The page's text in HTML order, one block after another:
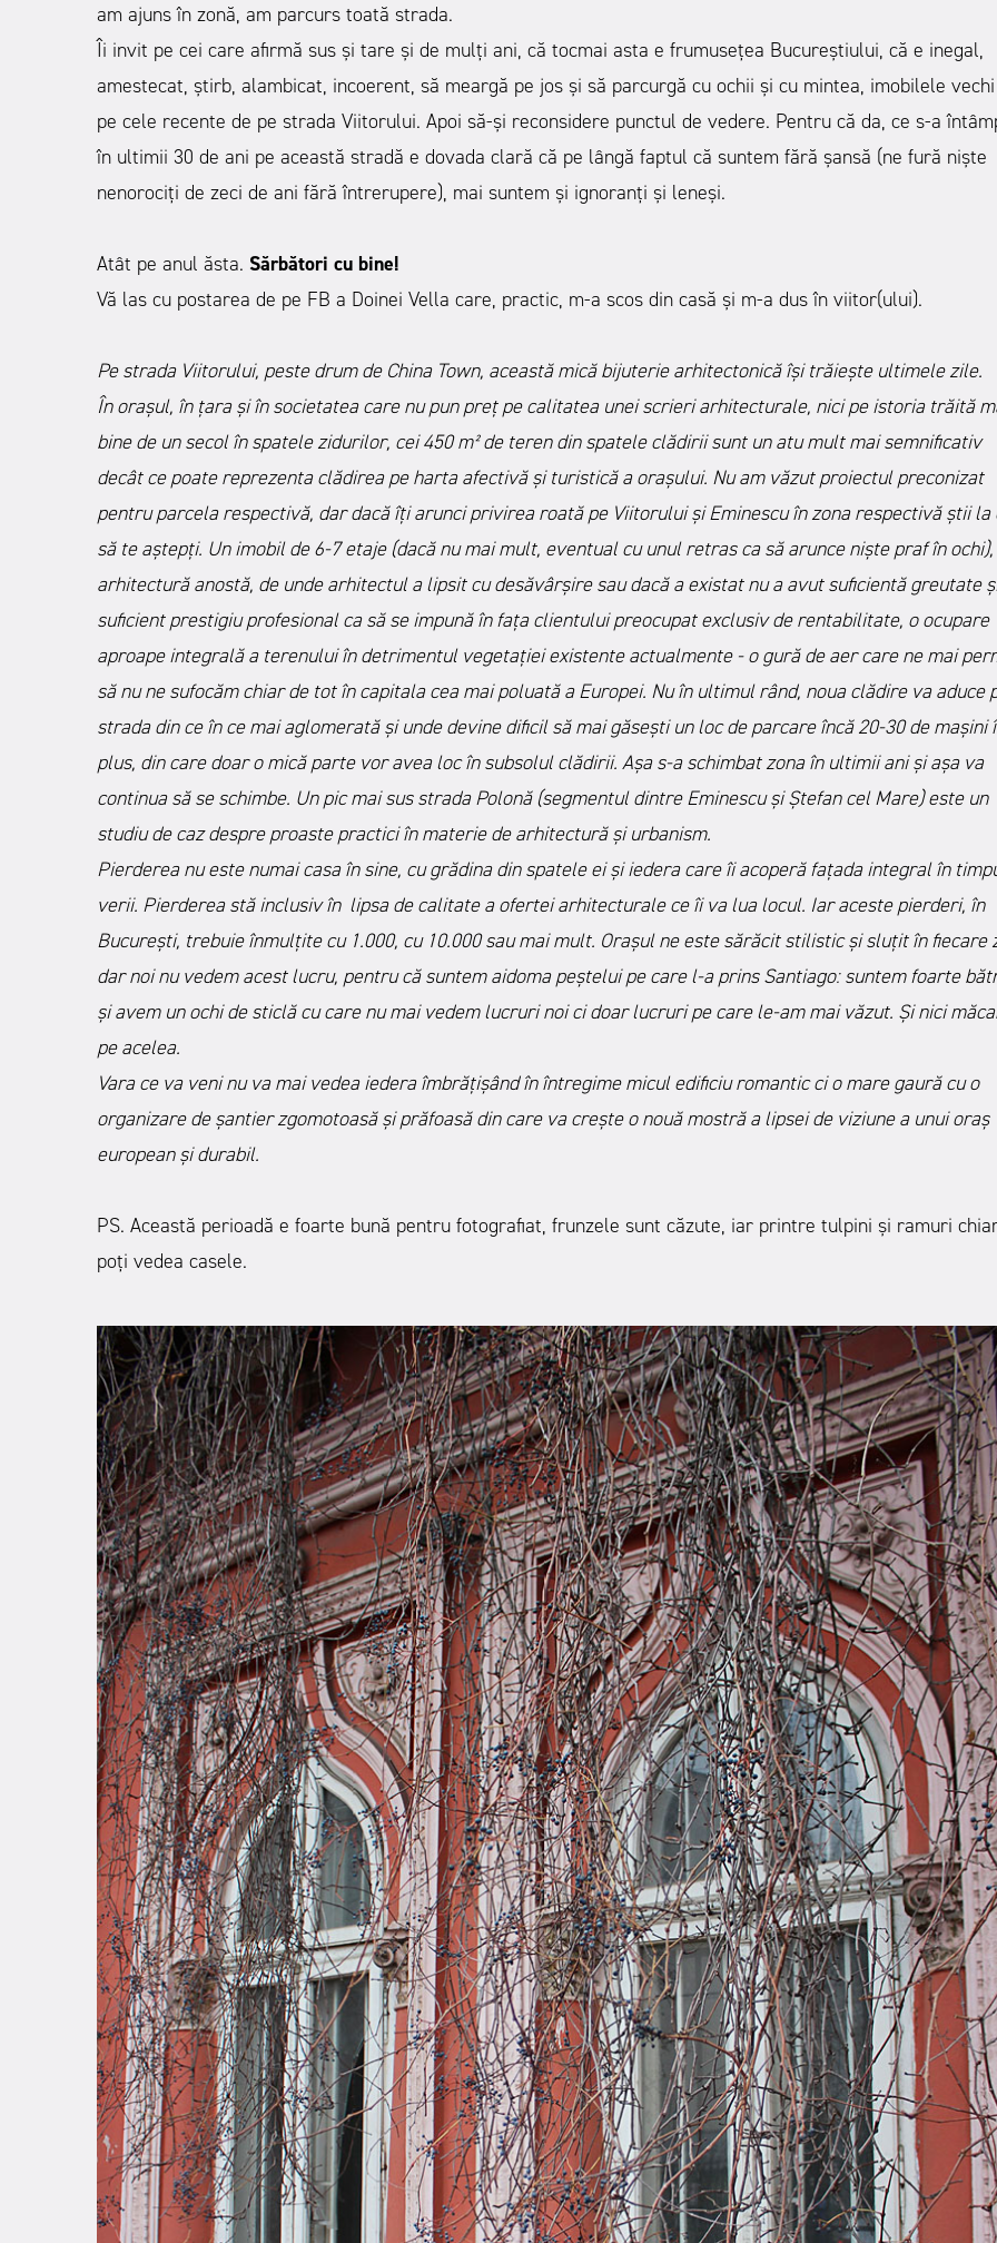
am ajuns în zonă, am parcurs toată strada.
Îi invit pe cei care afirmă sus și tare și de mulți ani, că tocmai asta e frumusețea Bucureștiului, că e inegal,
amestecat, știrb, alambicat, incoerent, să meargă pe jos și să parcurgă cu ochii și cu mintea, imobilele
pe cele recente de pe strada Viitorului. Apoi să-și reconsidere punctul de vedere. Pentru că da, ce s-a
în ultimii 30 de ani pe această stradă e dovada clară că pe lângă faptul că suntem fără șansă (ne fură niște
nenorociți de zeci de ani fără întrerupere), mai suntem și ignoranți și leneși.
Atât pe anul ăsta. Sărbători cu bine!
Vă las cu postarea de pe FB a Doinei Vella care, practic, m-a scos din casă și m-a dus în viitor(ului).
Pe strada Viitorului, peste drum de China Town, această mică bijuterie arhitectonică își trăiește ultimele zile.
În orașul, în țara și în societatea care nu pun preț pe calitatea unei scrieri arhitecturale, nici pe istoria trăită
bine de un secol în spatele zidurilor, cei 450 m² de teren din spatele clădirii sunt un atu mult mai semnificativ
decât ce poate reprezenta clădirea pe harta afectivă și turistică a orașului. Nu am văzut proiectul preconizat
pentru parcela respectivă, dar dacă îți arunci privirea roată pe Viitorului și Eminescu în zona respectivă știi la
să te aștepți. Un imobil de 6-7 etaje (dacă nu mai mult, eventual cu unul retras ca să arunce niște praf în
arhitectură anostă, de unde arhitectul a lipsit cu desăvârșire sau dacă a existat nu a avut suficientă greutate
suficient prestigiu profesional ca să se impună în fața clientului preocupat exclusiv de rentabilitate, o ocupare
aproape integrală a terenului în detrimentul vegetației existente actualmente - o gură de aer care ne mai
să nu ne sufocăm chiar de tot în capitala cea mai poluată a Europei. Nu în ultimul rând, noua clădire va aduce
strada din ce în ce mai aglomerată și unde devine dificil să mai găsești un loc de parcare încă 20-30 de mașini
plus, din care doar o mică parte vor avea loc în subsolul clădirii. Așa s-a schimbat zona în ultimii ani și așa va
continua să se schimbe. Un pic mai sus strada Polonă (segmentul dintre Eminescu și Ștefan cel Mare) este un
studiu de caz despre proaste practici în materie de arhitectură și urbanism.
Pierderea nu este numai casa în sine, cu grădina din spatele ei și iedera care îi acoperă fațada integral în
verii. Pierderea stă inclusiv în lipsa de calitate a ofertei arhitecturale ce îi va lua locul. Iar aceste pierderi, în
București, trebuie înmulțite cu 1.000, cu 10.000 sau mai mult. Orașul ne este sărăcit stilistic și sluțit în fiecare
dar noi nu vedem acest lucru, pentru că suntem aidoma peștelui pe care l-a prins Santiago: suntem foarte
și avem un ochi de sticlă cu care nu mai vedem lucruri noi ci doar lucruri pe care le-am mai văzut. Și nici
pe acelea.
Vara ce va veni nu va mai vedea iedera îmbrățișând în întregime micul edificiu romantic ci o mare gaură cu o
organizare de șantier zgomotoasă și prăfoasă din care va crește o nouă mostră a lipsei de viziune a unui oraș
european și durabil.
PS. Această perioadă e foarte bună pentru fotografiat, frunzele sunt căzute, iar printre tulpini și ramuri
poți vedea casele.